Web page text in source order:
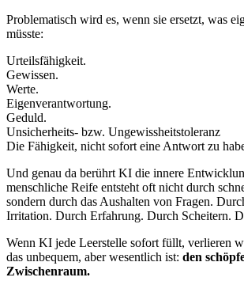
Problematisch wird es, wenn sie ersetzt, was
müsste:
Urteilsfähigkeit.
Gewissen.
Werte.
Eigenverantwortung.
Geduld.
Unsicherheits- bzw. Ungewissheitstoleranz
Die Fähigkeit, nicht sofort eine Antwort zu
Und genau da berührt KI die innere
menschliche Reife entsteht oft nicht durch
sondern durch das Aushalten von Fragen.
Irritation. Durch Erfahrung. Durch Scheitern.
Wenn KI jede Leerstelle sofort füllt, verlieren
das unbequem, aber wesentlich ist: den
Zwischenraum.